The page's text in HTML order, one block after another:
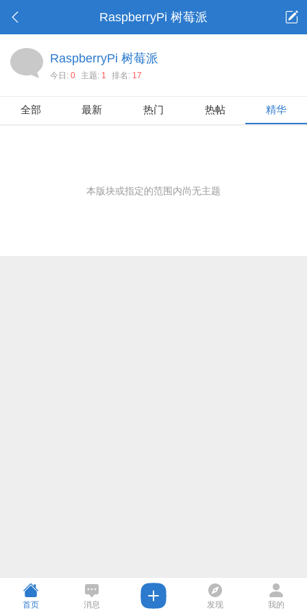
RaspberryPi 树莓派
RaspberryPi 树莓派
今日: 0 主题: 1 排名: 17
全部 最新 热门 热帖 精华
本版块或指定的范围内尚无主题
首页 消息 发现 我的